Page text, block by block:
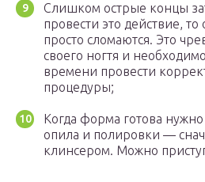
Слишком острые концы
провести это действие,
просто сломаются. Это
своего ногтя и
времени провести
процедуры;
Когда форма готова
опила и полировки —
клинсером. Можно